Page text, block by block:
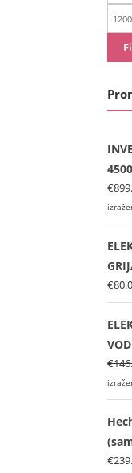
cijena
Maks
cijena
€
€
€
€